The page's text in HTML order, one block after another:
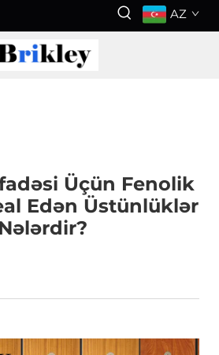
AZ
Üçün Fenolik
Edən Üstünlüklər
Nələrdir?